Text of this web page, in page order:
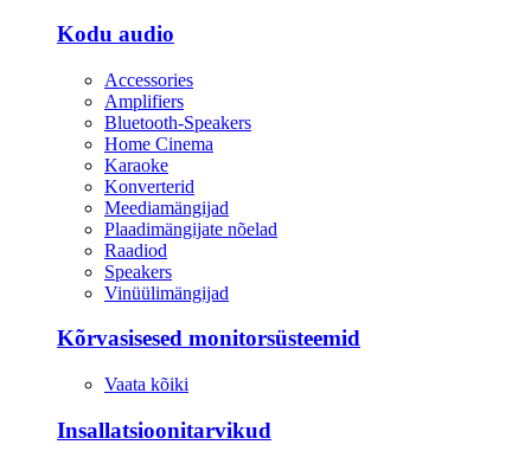
Kodu audio
Accessories
Amplifiers
Bluetooth-Speakers
Home Cinema
Karaoke
Konverterid
Meediamängijad
Plaadimängijate nõelad
Raadiod
Speakers
Vinüülimängijad
Kõrvasisesed monitorsüsteemid
Vaata kõiki
Insallatsioonitarvikud